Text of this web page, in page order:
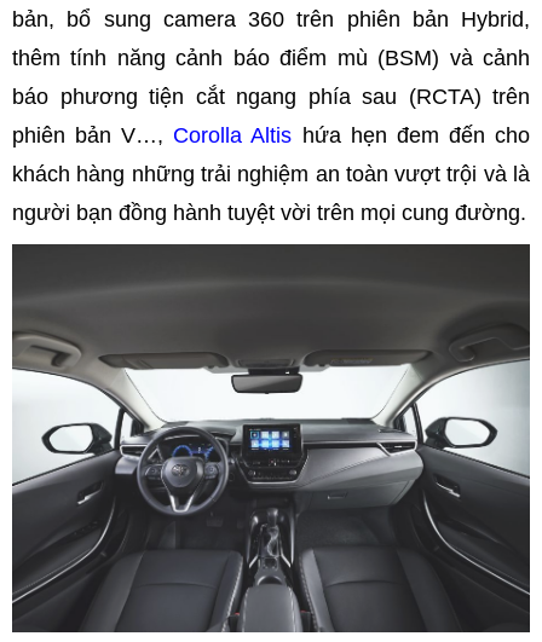
bản, bổ sung camera 360 trên phiên bản Hybrid,
thêm tính năng cảnh báo điểm mù (BSM) và cảnh
báo phương tiện cắt ngang phía sau (RCTA) trên
phiên bản V…, Corolla Altis hứa hẹn đem đến cho
khách hàng những trải nghiệm an toàn vượt trội và là
người bạn đồng hành tuyệt vời trên mọi cung đường.